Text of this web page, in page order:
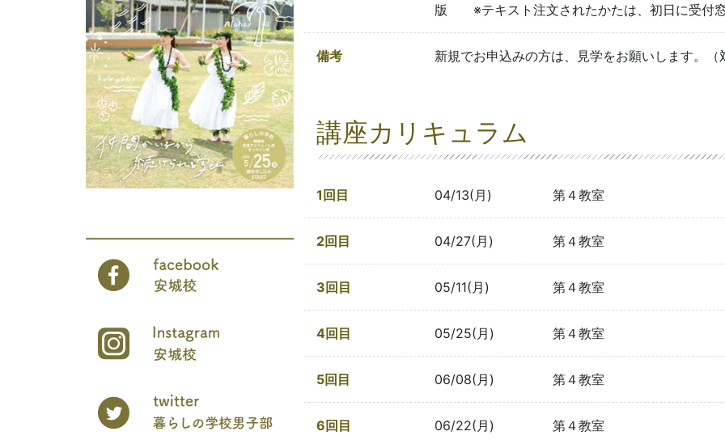
版 ※テキスト注文されたかたは、初日に受付窓
備考 新規でお申込みの方は、見学をお願いします。（
講座カリキュラム
1回目 04/13(月) 第４教室
2回目 04/27(月) 第４教室
3回目 05/11(月) 第４教室
4回目 05/25(月) 第４教室
5回目 06/08(月) 第４教室
6回目 06/22(月) 第４教室